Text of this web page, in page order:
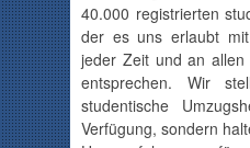
40.000 registrierten
der es uns erlaubt
jeder Zeit und an
entsprechen. Wir
studentische
Verfügung, sondern